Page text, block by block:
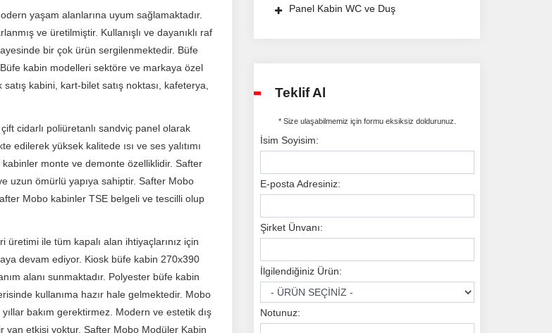
yaşam alanlarına uyum sağlamaktadır.
ve üretilmiştir. Kullanışlı ve dayanıklı raf
bir çok ürün sergilenmektedir. Büfe
kabin modelleri sektöre ve markaya özel
kabini, kart-bilet satış noktası, kafeterya,
cidarlı poliüretanlı sandviç panel olarak
yüksek kalitede ısı ve ses yalıtımı
kabinler monte ve demonte özelliklidir. Safter
uzun ömürlü yapıya sahiptir. Safter Mobo
Mobo kabinler TSE belgeli ve tescilli olup
ile tüm kapalı alan ihtiyaçlarınız için
devam ediyor. Kiosk büfe kabin 270x390
alanı sunmaktadır. Polyester büfe kabin
kullanıma hazır hale gelmektedir. Mobo
bakım gerektirmez. Modern ve estetik dış
yan etkisi yoktur. Safter Mobo Modüler Kabin
Panel Kabin WC ve Duş
Teklif Al
* Size ulaşabilmemiz için formu eksiksiz doldurunuz.
İsim Soyisim:
E-posta Adresiniz:
Şirket Ünvanı:
İlgilendiğiniz Ürün:
Notunuz: